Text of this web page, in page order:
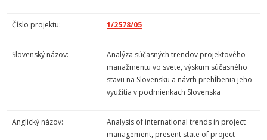
Číslo projektu: 1/2578/05
Slovenský názov:
Analýza súčasných trendov projektového
manažmentu vo svete, výskum súčasného
stavu na Slovensku a návrh prehĺbenia jeho
využitia v podmienkach Slovenska
Anglický názov:
Analysis of international trends in project
management, present state of project